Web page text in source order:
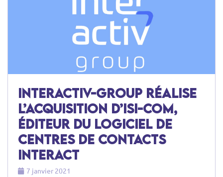
Interactiv-Group réalise
l’acquisition d’ISI-COM,
éditeur du logiciel de
centres de contacts
INTERACT
7 janvier 2021